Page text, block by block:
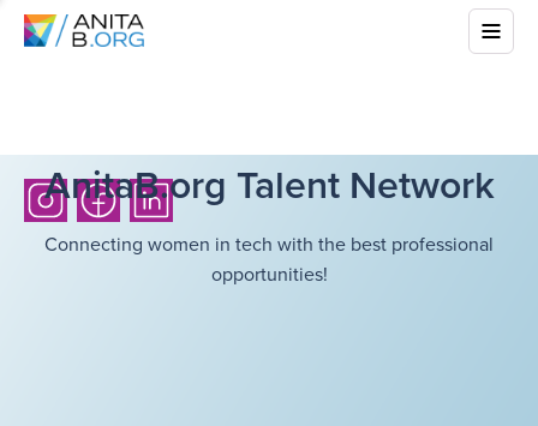
AnitaB.org Talent Network
Connecting women in tech with the best professional
opportunities!